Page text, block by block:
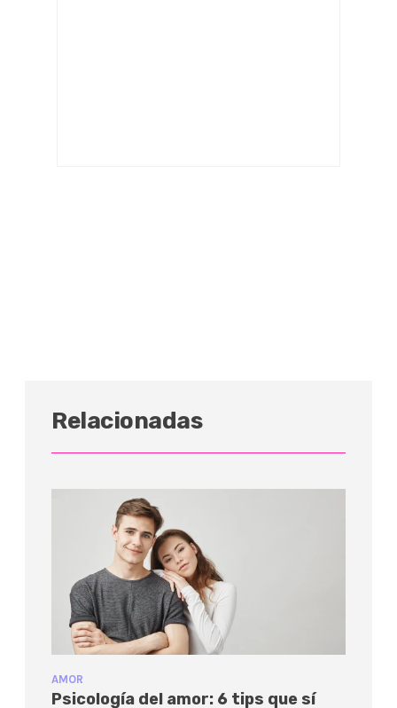
Relacionadas
AMOR
Psicología del amor: 6 tips que sí